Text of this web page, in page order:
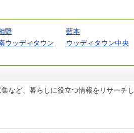
野
藍本
ウッディタウン ウッディタウン中央
など、暮らしに役立つ情報をリサーチし